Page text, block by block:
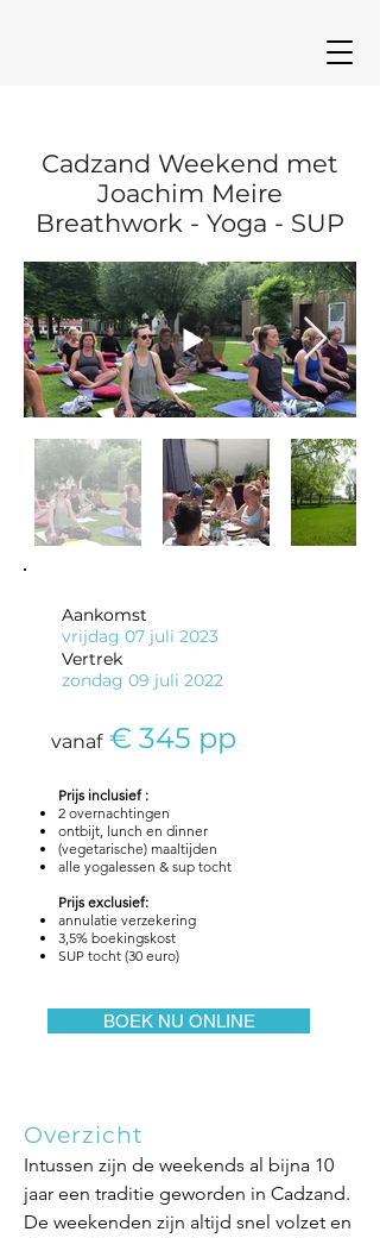
Cadzand Weekend met
Joachim Meire
Breathwork - Yoga - SUP
Aankomst
vrijdag 07 juli 2023
Vertrek
zondag 09 juli 2022
vanaf € 345 pp
Prijs inclusief :
2 overnachtingen
ontbijt, lunch en dinner
(vegetarische) maaltijden
alle yogalessen & sup tocht
Prijs exclusief:
annulatie verzekering
3,5% boekingskost
SUP tocht (30 euro)
BOEK NU ONLINE
Overzicht
Intussen zijn de weekends al bijna 10
jaar een traditie geworden in Cadzand.
De weekenden zijn altijd snel volzet en